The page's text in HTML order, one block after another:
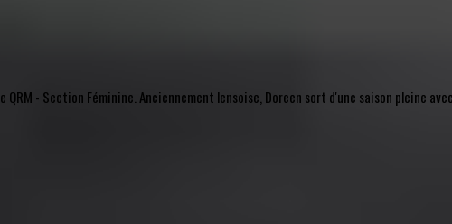
- Section Féminine. Anciennement lensoise, Doreen sort d'une saison pleine